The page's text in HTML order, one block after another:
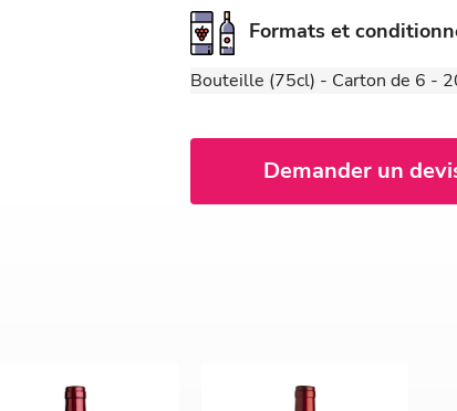
Formats et
Bouteille (75cl) - Carton de 6 -
Demander un